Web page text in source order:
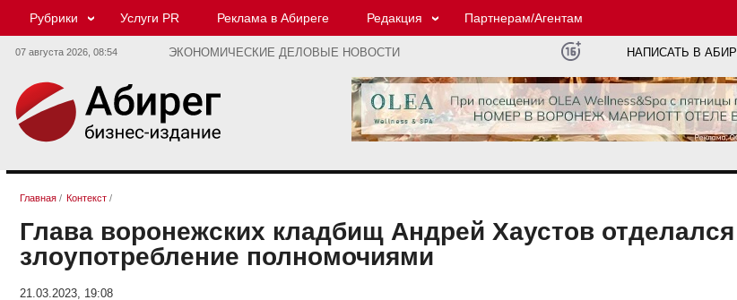
Рубрики Услуги PR Реклама в Абиреге Редакция Партнерам/Агентам
07 августа 2026, 08:54 ЭКОНОМИЧЕСКИЕ ДЕЛОВЫЕ НОВОСТИ НАПИСАТЬ В
Главная / Контекст /
Глава воронежских кладбищ Андрей Хаустов
злоупотребление полномочиями
21.03.2023, 19:08